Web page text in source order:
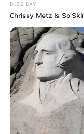
BUZZ DAY
Chrissy Metz Is So